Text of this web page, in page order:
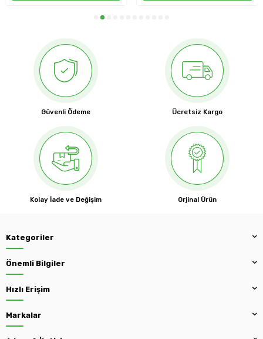
Güvenli Ödeme Ücretsiz Kargo
Kolay İade ve Değişim Orjinal Ürün
Kategoriler
Önemli Bilgiler
Hızlı Erişim
Markalar